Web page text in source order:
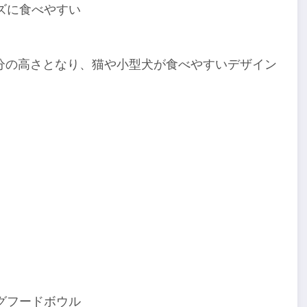
に食べやすい
高さとなり、猫や小型犬が食べやすいデザイン
フードボウル